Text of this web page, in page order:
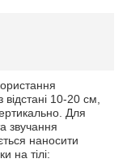
10-20 см,
Для
звучання
наносити
на тілі: